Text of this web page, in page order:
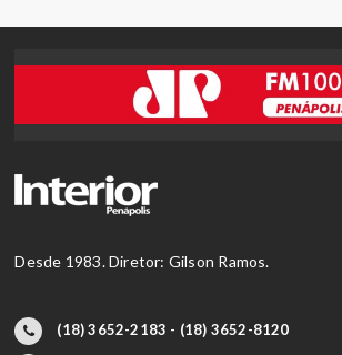
Desde 1983. Diretor: Gilson Ramos.
(18) 3652-2183 - (18) 3652-8120